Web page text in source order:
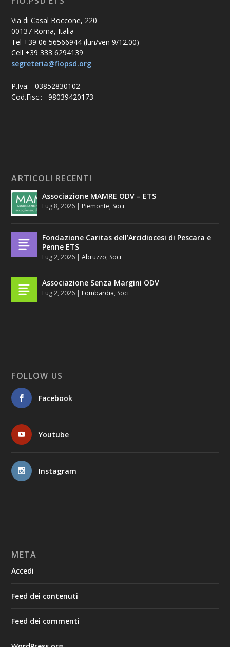
Via di Casal Boccone, 220
00137 Roma, Italia
Tel +39 06 56566944 (lun/ven 9/12.00)
Cell +39 333 6294139
segreteria@fiopsd.org
P.Iva: 03852830102
Cod.Fisc.: 98039420173
ARTICOLI RECENTI
Associazione MAMRE ODV – ETS
Lug 8, 2026 | Piemonte, Soci
Fondazione Caritas dell’Arcidiocesi di Pescara e
Penne ETS
Lug 2, 2026 |Abruzzo, Soci
Associazione Senza Margini ODV
Lug 2, 2026 | Lombardia, Soci
FOLLOW US
Facebook
Youtube
Instagram
META
Accedi
Feed dei contenuti
Feed dei commenti